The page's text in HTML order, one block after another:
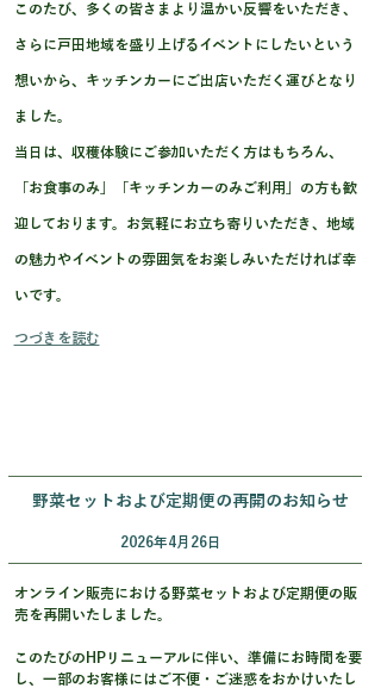
このたび、多くの皆さまより温かい反響をいただき、
さらに戸田地域を盛り上げるイベントにしたいという
想いから、キッチンカーにご出店いただく運びとなり
ました。
当日は、収穫体験にご参加いただく方はもちろん、
「お食事のみ」「キッチンカーのみご利用」の方も歓
迎しております。お気軽にお立ち寄りいただき、地域
の魅力やイベントの雰囲気をお楽しみいただければ幸
いです。
つづきを読む
野菜セットおよび定期便の再開のお知らせ
2026年4月26日
オンライン販売における野菜セットおよび定期便の販
売を再開いたしました。
このたびのHPリニューアルに伴い、準備にお時間を要
し、一部のお客様にはご不便・ご迷惑をおかけいたし